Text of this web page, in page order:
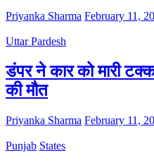
Priyanka Sharma February 11,
Uttar Pardesh
डंपर ने कार को मारी
की मौत
Priyanka Sharma February 11,
Punjab States